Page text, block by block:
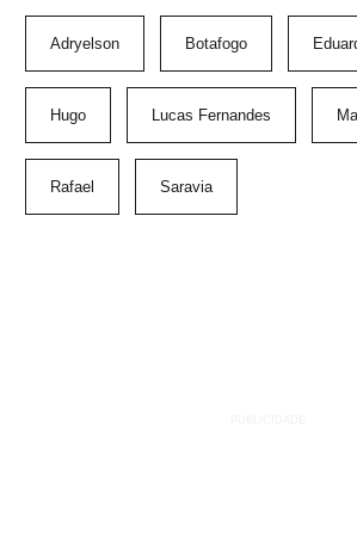
Adryelson Botafogo
Hugo Lucas Fernandes
Rafael Saravia